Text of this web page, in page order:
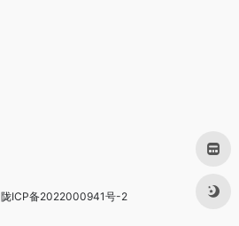
陇ICP备2022000941号-2